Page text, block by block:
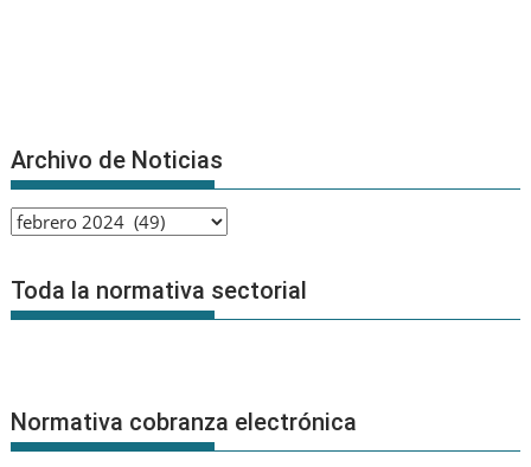
Archivo de Noticias
Archivo
Noticias
Toda la normativa sectorial
Normativa cobranza electrónica